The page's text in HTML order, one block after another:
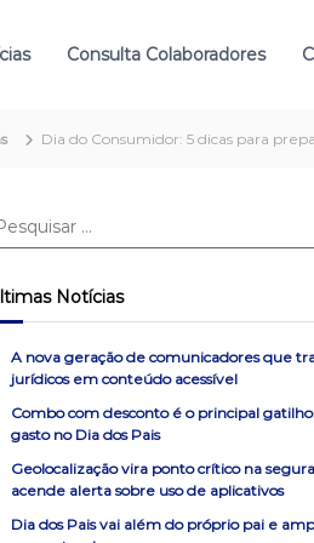
Consulta Colaboradores
Dia do Consumidor: 5 dicas para
Notícias
A nova geração de comunicadores que
jurídicos em conteúdo acessível
Combo com desconto é o principal
gasto no Dia dos Pais
Geolocalização vira ponto crítico na
acende alerta sobre uso de aplicativos
Dia dos Pais vai além do próprio pai e